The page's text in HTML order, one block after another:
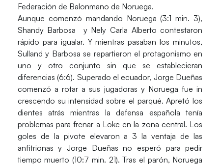
Federación de Balonmano de Noruega.
Aunque comenzó mandando Noruega (3:1 min. 3),
Shandy Barbosa y Nely Carla Alberto contestaron
rápido para igualar. Y mientras pasaban los minutos,
Sulland y Barbosa se repartieron el protagonismo en
uno y otro conjunto sin que se establecieran
diferencias (6:6). Superado el ecuador, Jorge Dueñas
comenzó a rotar a sus jugadoras y Noruega fue in
crescendo su intensidad sobre el parqué. Apretó los
dientes atrás mientras la defensa española tenía
problemas para frenar a Loke en la zona central. Los
goles de la pivote elevaron a 3 la ventaja de las
anfitrionas yJorge Dueñas no esperó para pedir
tiempo muerto (10:7 min. 21). Tras el parón, Noruega